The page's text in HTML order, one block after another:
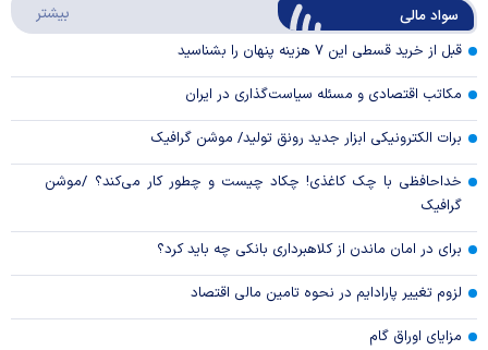
Video
سواد مالی بیشتر
قبل از خرید قسطی این ۷ هزینه پنهان را بشناسید
مکاتب اقتصادی و مسئله سیاست‌گذاری در ایران
برات الکترونیکی ابزار جدید رونق تولید/ موشن گرافیک
خداحافظی با چک کاغذی! چکاد چیست و چطور کار می‌کند؟ /موشن
گرافیک
برای در امان ماندن از کلاهبرداری بانکی چه باید کرد؟
لزوم تغییر پارادایم در نحوه تامین مالی اقتصاد
مزایای اوراق گام